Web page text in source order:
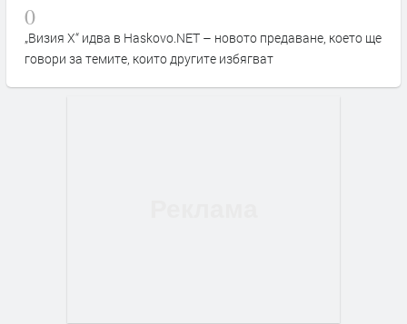
0
„Визия Х“ идва в Haskovo.NET – новото предаване, което ще
говори за темите, които другите избягват